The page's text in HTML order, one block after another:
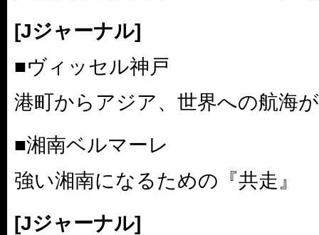
[Jジャーナル]
■ヴィッセル神戸
港町からアジア、世界への航海
■湘南ベルマーレ
強い湘南になるための『共走』
[Jジャーナル]